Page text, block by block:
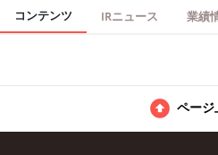
ポンプ、スターターモーターなど多
コンテンツ IRニュース 業績
ページ